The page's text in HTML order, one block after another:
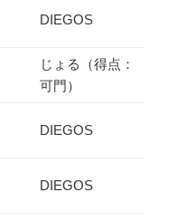
DIEGOS
じょる（得点：
可門）
DIEGOS
DIEGOS